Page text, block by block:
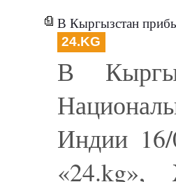
В Кыргызстан
24.KG
В
Индии